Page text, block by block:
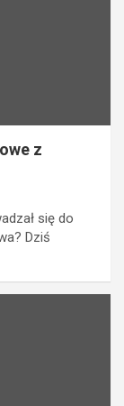
z
się do
Dziś